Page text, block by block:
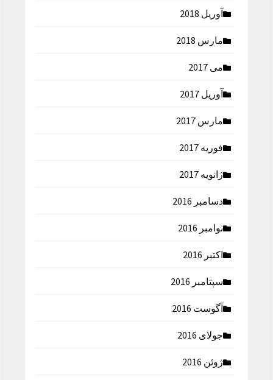
آوریل 2018
مارس 2018
می 2017
آوریل 2017
مارس 2017
فوریه 2017
ژانویه 2017
دسامبر 2016
نوامبر 2016
اکتبر 2016
سپتامبر 2016
آگوست 2016
جولای 2016
ژوئن 2016